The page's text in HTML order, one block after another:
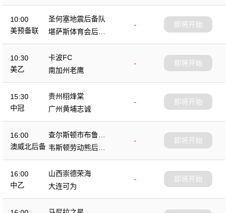
10:00
美预备联
圣何塞地震后备队
-
堪萨斯体育会后备
队
即将开始
10:30
美乙
卡波FC
-
南加州老鹰
即将开始
15:30
中冠
贵州栩烽棠
-
广州黄埔志诚
即将开始
16:00
澳威北后备
查尔斯顿市布鲁斯
后备队
-
韦斯顿劳动熊后备
队
即将开始
16:00
中乙
山西崇德荣海
-
大连可为
即将开始